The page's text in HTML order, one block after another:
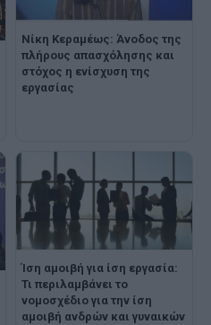
Νίκη Κεραμέως: Άνοδος της
πλήρους απασχόλησης και
στόχος η ενίσχυση της
εργασίας
Ίση αμοιβή για ίση εργασία:
Τι περιλαμβάνει το
νομοσχέδιο για την ίση
αμοιβή ανδρών και γυναικών